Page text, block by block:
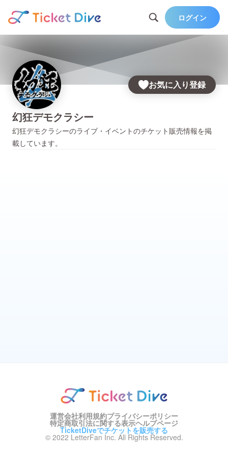
ログイン
お気に入り登録
幻狂デモクラシー
幻狂デモクラシーのライブ・イベントのチケット販売情報を掲
載しています。
運営会社利用規約プライバシーポリシー
特定商取引法に関する表示ヘルプページ
TicketDiveでチケットを販売する
© 2022 LetterFan Inc. All Rights Reserved.